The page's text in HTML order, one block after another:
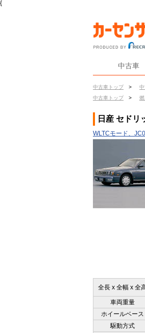
{
中古車
中古車トップ >
中古車トップ
>
日産 セドリ
WLTCモード、
全長 x 全幅 x 全
車両重量
ホイールベース
駆動方式